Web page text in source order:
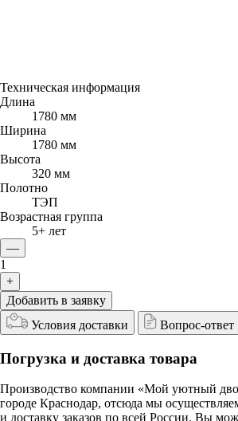
Техническая информация
Длина
1780 мм
Ширина
1780 мм
Высота
320 мм
Полотно
ТЭП
Возрастная группа
5+ лет
—
1
+
Добавить в заявку
Условия доставки
Вопрос-ответ
Погрузка и доставка товара
Производство компании «Мой уютный
городе Краснодар, отсюда мы
и доставку заказов по всей России. Вы